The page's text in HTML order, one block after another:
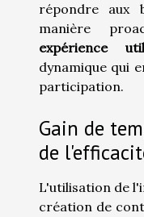
répondre aux
manière
expérience
dynamique qui
participation.
Gain de
de
L'utilisation de
création de